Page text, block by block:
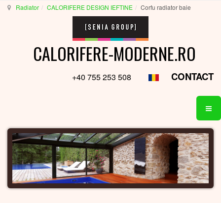
Radiator CALORIFERE DESIGN IEFTINE Corfu radiator baie
CALORIFERE-MODERNE.RO
+40 755 253 508 CONTACT